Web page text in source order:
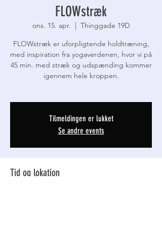
FLOWstræk
ons. 15. apr.
  |
Thinggade 19D
FLOWstræk er uforpligtende holdtræning,
med inspiration fra yogaverdenen, hvor vi på
45 min. med stræk og udspænding kommer
igennem hele kroppen.
Tilmeldingen er lukket
Se andre events
Tid og lokation